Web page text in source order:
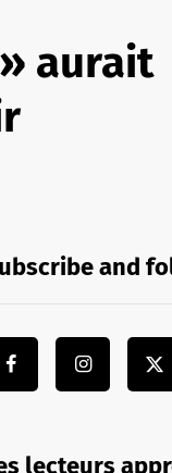
aurait
and
lecteurs